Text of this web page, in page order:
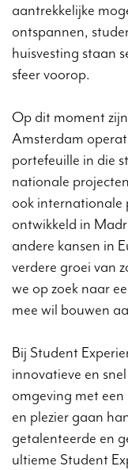
aantrekkelijke
ontspannen,
huisvesting staan
sfeer voorop.
Op dit moment
Amsterdam
portefeuille in die
nationale
ook internationale
ontwikkeld in
andere kansen in
verdere groei van
we op zoek naar
mee wil bouwen
Bij Student
innovatieve en
omgeving met
en plezier gaan
getalenteerde en
ultieme Student